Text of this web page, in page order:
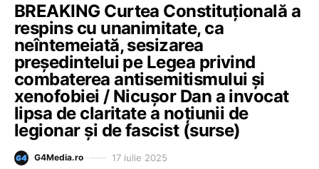
BREAKING Curtea Constituțională a
respins cu unanimitate, ca
neîntemeiată, sesizarea
preşedintelui pe Legea privind
combaterea antisemitismului şi
xenofobiei / Nicușor Dan a invocat
lipsa de claritate a noţiunii de
legionar şi de fascist (surse)
G4Media.ro 17 iulie 2025